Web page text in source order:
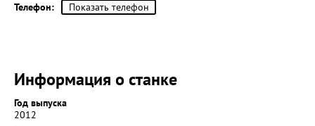
Телефон:
Показать телефон
Информация о станке
Год выпуска
2012